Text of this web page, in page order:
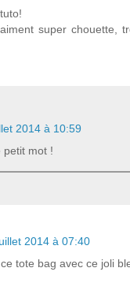
super chouette,
2014 à 10:59
petit mot !
2014 à 07:40
tote bag avec ce joli